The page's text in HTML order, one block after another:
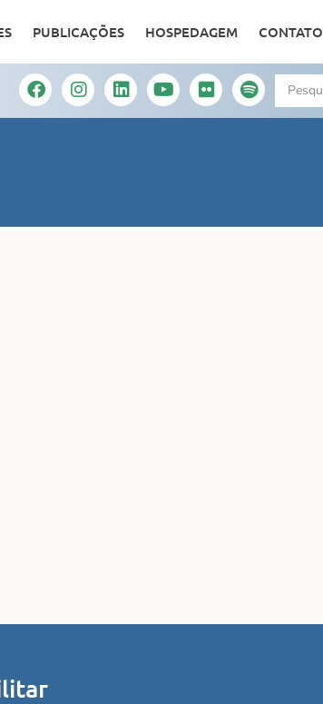
PUBLICAÇÕES HOSPEDAGEM CONTATO